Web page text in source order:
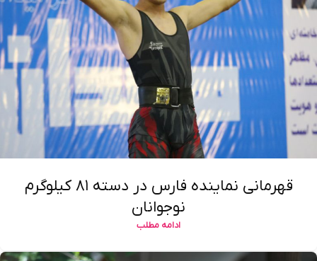
قهرمانی نماینده فارس در دسته ۸۱ کیلوگرم
نوجوانان
ادامه مطلب